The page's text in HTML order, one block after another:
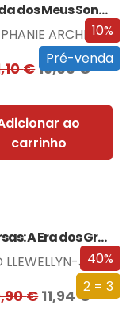
10%
Pré-venda
A Miúda dos Meus Sonhos – Edição…
ARCHER
€19,00€
ao
carrinho
40%
2 = 3
Os Persas: A Era dos Grandes Reis
LLOYD LLEWELLYN-JONES
€11,94€